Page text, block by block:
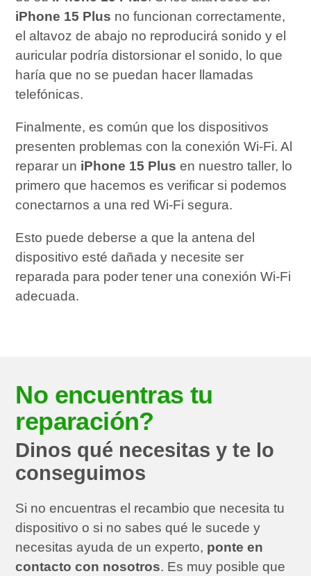
iPhone 15 Plus no funcionan correctamente,
el altavoz de abajo no reproducirá sonido y el
auricular podría distorsionar el sonido, lo que
haría que no se puedan hacer llamadas
telefónicas.
Finalmente, es común que los dispositivos
presenten problemas con la conexión Wi-Fi. Al
reparar un iPhone 15 Plus en nuestro taller, lo
primero que hacemos es verificar si podemos
conectarnos a una red Wi-Fi segura.
Esto puede deberse a que la antena del
dispositivo esté dañada y necesite ser
reparada para poder tener una conexión Wi-Fi
adecuada.
No encuentras tu
reparación?
Dinos qué necesitas y te lo
conseguimos
Si no encuentras el recambio que necesita tu
dispositivo o si no sabes qué le sucede y
necesitas ayuda de un experto, ponte en
contacto con nosotros. Es muy posible que